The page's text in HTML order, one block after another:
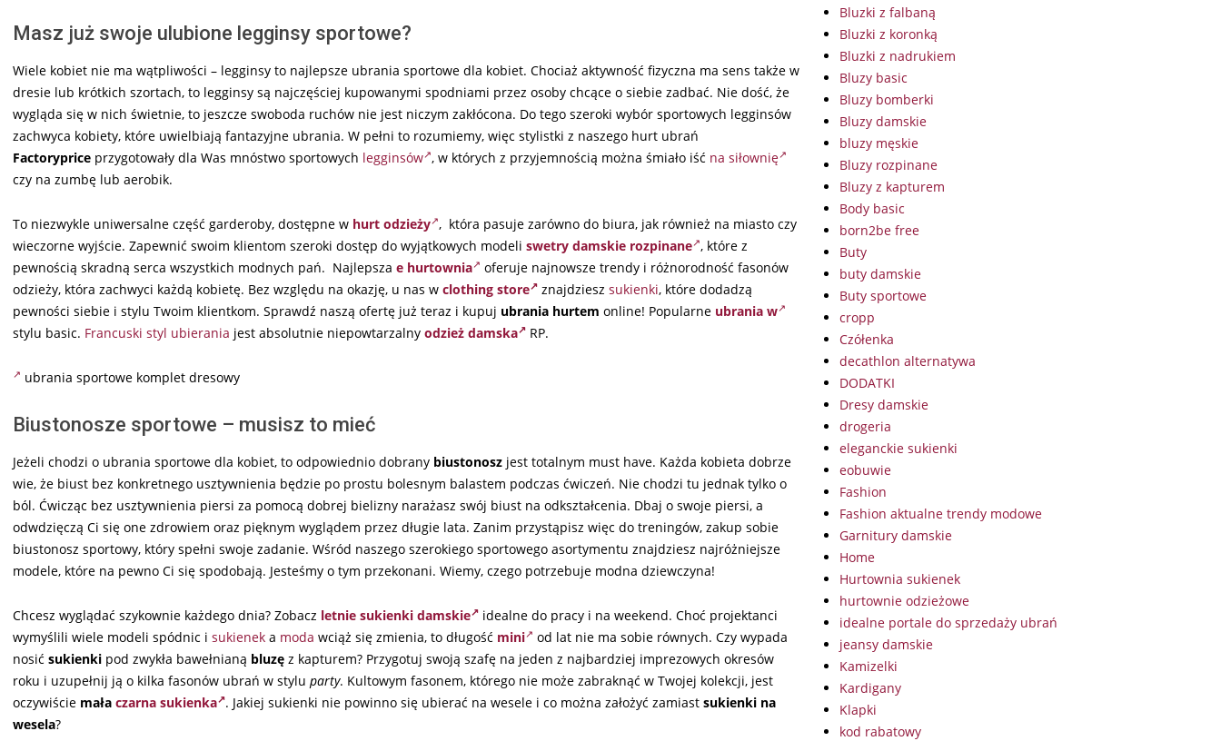
Masz już swoje ulubione legginsy sportowe?
Wiele kobiet nie ma wątpliwości – legginsy to najlepsze ubrania sportowe dla kobiet. Chociaż aktywność fizyczna ma sens także w
dresie lub krótkich szortach, to legginsy są najczęściej kupowanymi spodniami przez osoby chcące o siebie zadbać. Nie dość, że
wygląda się w nich świetnie, to jeszcze swoboda ruchów nie jest niczym zakłócona. Do tego szeroki wybór sportowych legginsów
zachwyca kobiety, które uwielbiają fantazyjne ubrania. W pełni to rozumiemy, więc stylistki z naszego hurt ubrań
Factoryprice przygotowały dla Was mnóstwo sportowych legginsów , w których z przyjemnością można śmiało iść na siłownię
czy na zumbę lub aerobik.
To niezwykle uniwersalne część garderoby, dostępne w hurt odzieży , która pasuje zarówno do biura, jak również na miasto czy
wieczorne wyjście. Zapewnić swoim klientom szeroki dostęp do wyjątkowych modeli swetry damskie rozpinane , które z
pewnością skradną serca wszystkich modnych pań. Najlepsza e hurtownia
oferuje najnowsze trendy i różnorodność fasonów
odzieży, która zachwyci każdą kobietę. Bez względu na okazję, u nas w clothing store znajdziesz sukienki, które dodadzą
pewności siebie i stylu Twoim klientkom. Sprawdź naszą ofertę już teraz i kupuj ubrania hurtem online! Popularne ubrania w
stylu basic. Francuski styl ubierania jest absolutnie niepowtarzalny odzież damska RP.
ubrania sportowe komplet dresowy
Biustonosze sportowe – musisz to mieć
Jeżeli chodzi o ubrania sportowe dla kobiet, to odpowiednio dobrany biustonosz jest totalnym must have. Każda kobieta dobrze
wie, że biust bez konkretnego usztywnienia będzie po prostu bolesnym balastem podczas ćwiczeń. Nie chodzi tu jednak tylko o
ból. Ćwicząc bez usztywnienia piersi za pomocą dobrej bielizny narażasz swój biust na odkształcenia. Dbaj o swoje piersi, a
odwdzięczą Ci się one zdrowiem oraz pięknym wyglądem przez długie lata. Zanim przystąpisz więc do treningów, zakup sobie
biustonosz sportowy, który spełni swoje zadanie. Wśród naszego szerokiego sportowego asortymentu znajdziesz najróżniejsze
modele, które na pewno Ci się spodobają. Jesteśmy o tym przekonani. Wiemy, czego potrzebuje modna dziewczyna!
Chcesz wyglądać szykownie każdego dnia? Zobacz letnie sukienki damskie
idealne do pracy i na weekend. Choć projektanci
wymyślili wiele modeli spódnic i sukienek a moda wciąż się zmienia, to długość mini
od lat nie ma sobie równych. Czy wypada
nosić sukienki pod zwykła bawełnianą bluzę z kapturem? Przygotuj swoją szafę na jeden z najbardziej imprezowych okresów
roku i uzupełnij ją o kilka fasonów ubrań w stylu party. Kultowym fasonem, którego nie może zabraknąć w Twojej kolekcji, jest
oczywiście mała czarna sukienka . Jakiej sukienki nie powinno się ubierać na wesele i co można założyć zamiast sukienki na
wesela?
Bluzki z falbaną
Bluzki z koronką
Bluzki z nadrukiem
Bluzy basic
Bluzy bomberki
Bluzy damskie
bluzy męskie
Bluzy rozpinane
Bluzy z kapturem
Body basic
born2be free
Buty
buty damskie
Buty sportowe
cropp
Czółenka
decathlon alternatywa
DODATKI
Dresy damskie
drogeria
eleganckie sukienki
eobuwie
Fashion
Fashion aktualne trendy modowe
Garnitury damskie
Home
Hurtownia sukienek
hurtownie odzieżowe
idealne portale do sprzedaży ubrań
jeansy damskie
Kamizelki
Kardigany
Klapki
kod rabatowy